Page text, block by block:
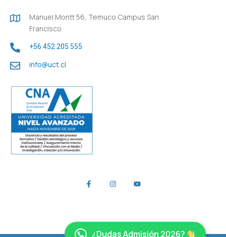
Manuel Montt 56, Temuco Campus San
Francisco
+56 452 205 555
info@uct.cl
¿Dudas Admisión 2026?